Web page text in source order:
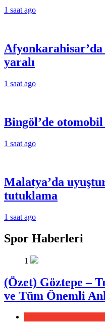
1 saat ago
yaralı
1 saat ago
Bingöl’de otomobil
1 saat ago
Malatya’da
tutuklama
1 saat ago
Spor Haberleri
1
(Özet) Göztepe –
ve Tüm Önemli